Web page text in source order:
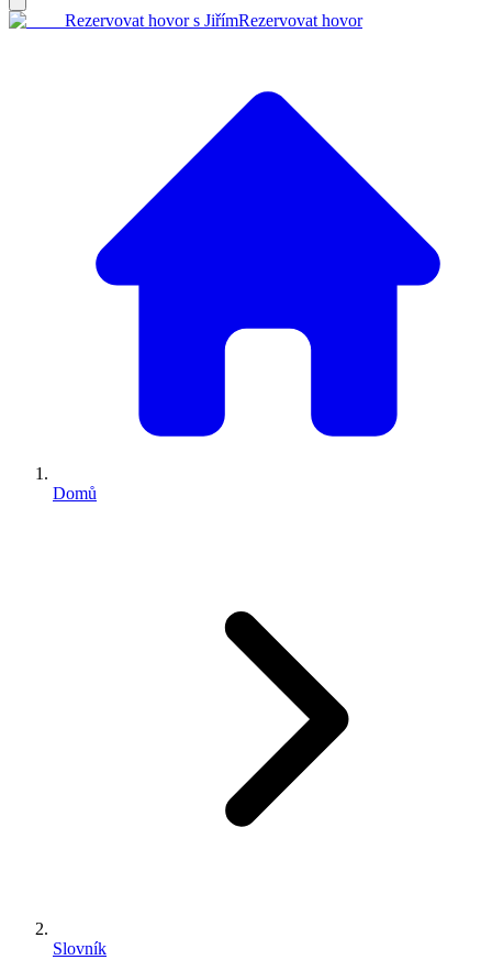
Rezervovat hovor s JiřímRezervovat hovor
Domů
Slovník